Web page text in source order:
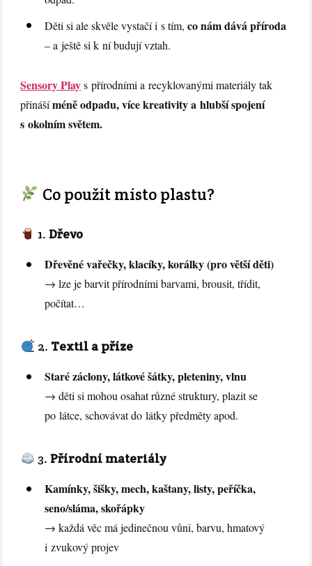
Děti si ale skvěle vystačí i s tím,co nám dává příroda
– a ještě si k ní budují vztah.
Sensory Plays přírodními a recyklovanými materiály tak
přinášíméně odpadu, více kreativity a hlubší spojení
s okolním světem.
Co použít místo plastu?
1. Dřevo
Dřevěné vařečky, klacíky, korálky (pro větší děti)
→ lze je barvit přírodními barvami, brousit, třídit,
počítat…
2. Textil a příze
Staré záclony, látkové šátky, pleteniny, vlnu
→ děti si mohou osahat různé struktury, plazit se
po látce, schovávat do látky předměty apod.
3. Přírodní materiály
Kamínky, šišky, mech, kaštany, listy, peříčka,
seno/sláma, skořápky
→ každá věc má jedinečnou vůni, barvu, hmatový
i zvukový projev